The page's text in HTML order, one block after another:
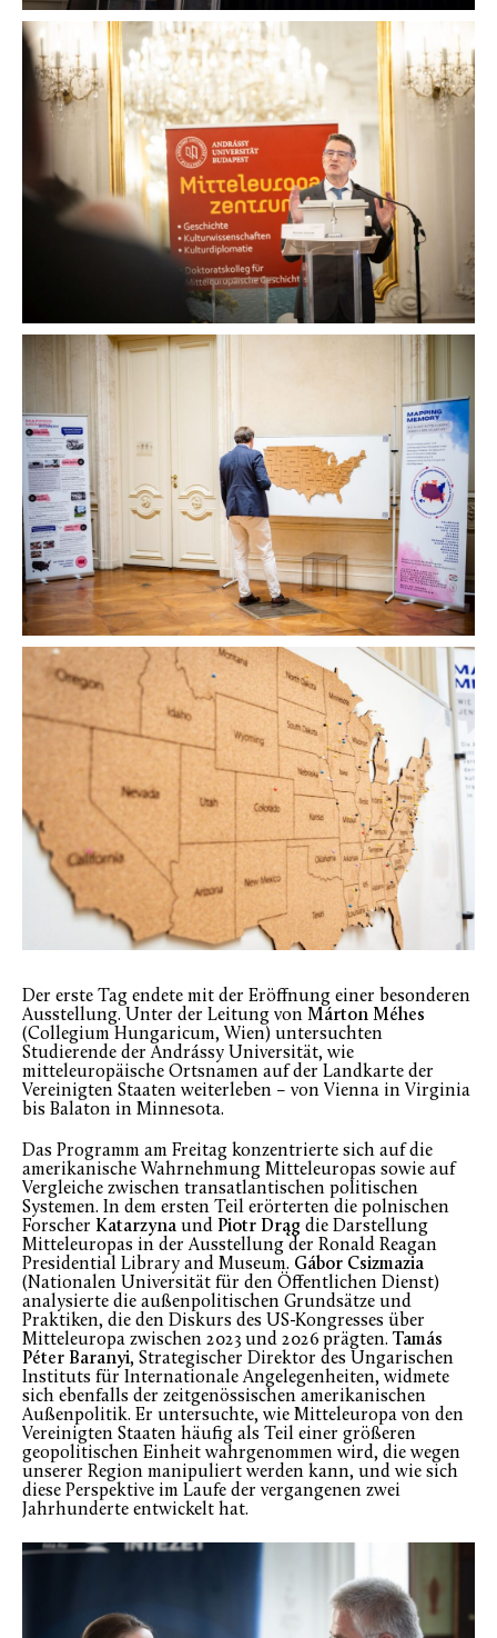
Der erste Tag endete mit der Eröffnung einer besonderen
Ausstellung. Unter der Leitung von Márton Méhes
(Collegium Hungaricum, Wien) untersuchten
Studierende der Andrássy Universität, wie
mitteleuropäische Ortsnamen auf der Landkarte der
Vereinigten Staaten weiterleben – von Vienna in Virginia
bis Balaton in Minnesota.
Das Programm am Freitag konzentrierte sich auf die
amerikanische Wahrnehmung Mitteleuropas sowie auf
Vergleiche zwischen transatlantischen politischen
Systemen. In dem ersten Teil erörterten die polnischen
Forscher Katarzyna und Piotr Drąg die Darstellung
Mitteleuropas in der Ausstellung der Ronald Reagan
Presidential Library and Museum. Gábor Csizmazia
(Nationalen Universität für den Öffentlichen Dienst)
analysierte die außenpolitischen Grundsätze und
Praktiken, die den Diskurs des US-Kongresses über
Mitteleuropa zwischen 2023 und 2026 prägten.Tamás
Péter Baranyi, Strategischer Direktor des Ungarischen
Instituts für Internationale Angelegenheiten, widmete
sich ebenfalls der zeitgenössischen amerikanischen
Außenpolitik. Er untersuchte, wie Mitteleuropa von den
Vereinigten Staaten häufig als Teil einer größeren
geopolitischen Einheit wahrgenommen wird, die wegen
unserer Region manipuliert werden kann, und wie sich
diese Perspektive im Laufe der vergangenen zwei
Jahrhunderte entwickelt hat.